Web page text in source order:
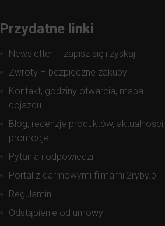
Przydatne linki
Newsletter – zapisz się i zyskaj
Zwroty – bezpieczne zakupy
Kontakt, godziny otwarcia, mapa
dojazdu
Blog, recenzje produktów, aktualności,
promocje
Pytania i odpowiedzi
Portal z darmowymi filmami 2ryby.pl
Regulamin
Odstąpienie od umowy